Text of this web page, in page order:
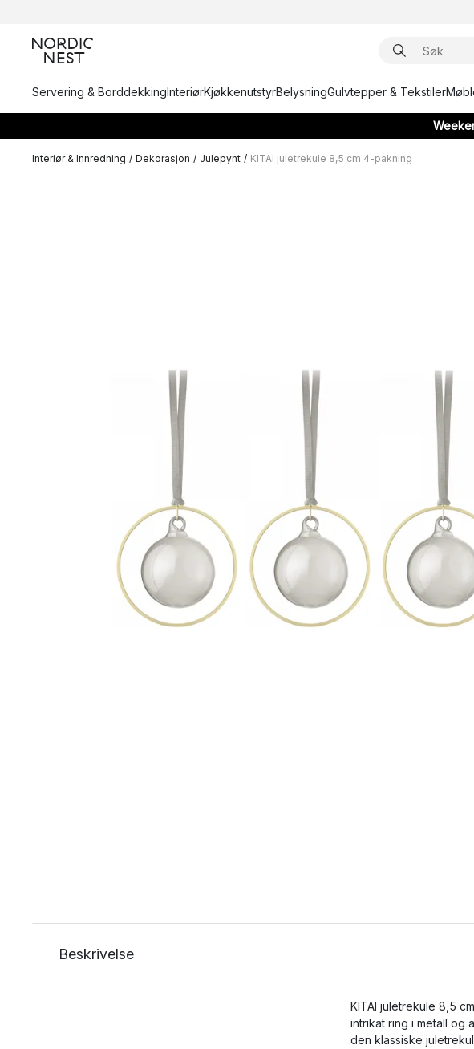
Servering & BorddekkingInteriørKjøkkenutstyrBelysningGulvtepper & Tekstiler
Interiør & Innredning / Dekorasjon / Julepynt / KITAI juletrekule 8,5 cm 4-pakning
Beskrivelse
KITAI juletrekule 8,5
intrikat ring i metall og
den klassiske